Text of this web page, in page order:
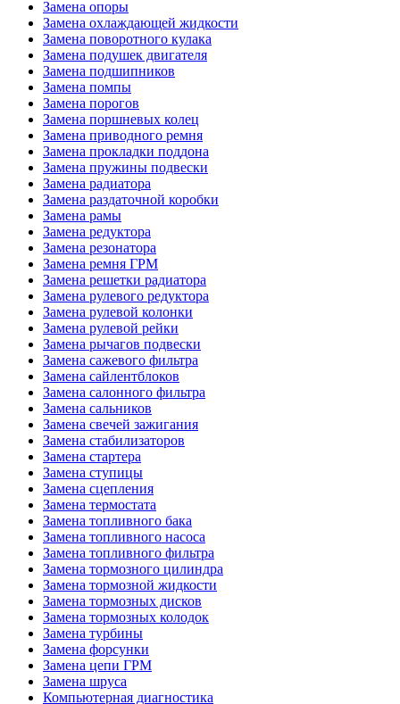
Замена опоры
Замена охлаждающей жидкости
Замена поворотного кулака
Замена подушек двигателя
Замена подшипников
Замена помпы
Замена порогов
Замена поршневых колец
Замена приводного ремня
Замена прокладки поддона
Замена пружины подвески
Замена радиатора
Замена раздаточной коробки
Замена рамы
Замена редуктора
Замена резонатора
Замена ремня ГРМ
Замена решетки радиатора
Замена рулевого редуктора
Замена рулевой колонки
Замена рулевой рейки
Замена рычагов подвески
Замена сажевого фильтра
Замена сайлентблоков
Замена салонного фильтра
Замена сальников
Замена свечей зажигания
Замена стабилизаторов
Замена стартера
Замена ступицы
Замена сцепления
Замена термостата
Замена топливного бака
Замена топливного насоса
Замена топливного фильтра
Замена тормозного цилиндра
Замена тормозной жидкости
Замена тормозных дисков
Замена тормозных колодок
Замена турбины
Замена форсунки
Замена цепи ГРМ
Замена шруса
Компьютерная диагностика